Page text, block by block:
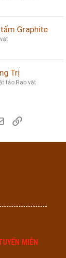
Graphite
Trị
tảo Rao vặt
Email
MIỄN